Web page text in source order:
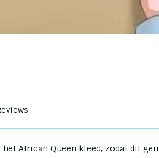
African Queen kleed, zodat dit